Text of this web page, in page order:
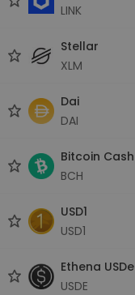
LINK
Stellar
XLM
Dai
DAI
Bitcoin Cash
BCH
USD1
USD1
Ethena USDe
USDE